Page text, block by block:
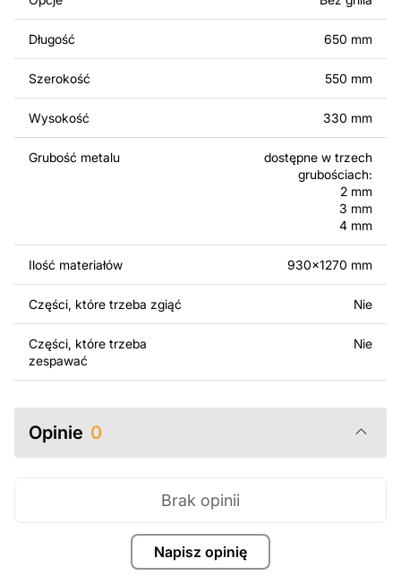
produktów zarówno do użytku osobistego, jak i
komercyjnego, w tym do sprzedaży produktów
wykonanych na podstawie tych projektów. Należy
jednak pamiętać, że odsprzedaż lub udostępnianie
oryginalnych bądź zmodyfikowanych plików jest
surowo zabronione.
Za dodatkową opłatą możemy dostosować projekt
poprzez dodanie tekstu, obrazów lub logo Twojej firmy
albo wprowadzenie innych modyfikacji według Twoich
potrzeb. Jeśli potrzebujesz indywidualnego projektu
Jeśli masz jakiekolwiek pytania lub potrzebujesz
pomocy, skontaktuj się z nami w dowolnym momencie –
zawsze chętnie pomożemy.
Długość 650 mm
Szerokość 550 mm
Wysokość 330 mm
Grubość metalu
dostępne w trzech
grubościach:
2 mm
3 mm
4 mm
Ilość materiałów 930x1270 mm
Części, które trzeba zgiąć Nie
Części, które trzeba
zespawać
Nie
Opinie 0
Napisz opinię
Brak opinii